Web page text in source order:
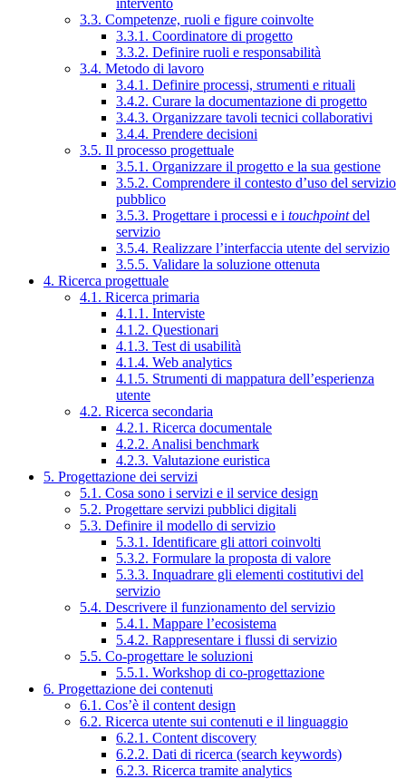
intervento
3.3. Competenze, ruoli e figure coinvolte
3.3.1. Coordinatore di progetto
3.3.2. Definire ruoli e responsabilità
3.4. Metodo di lavoro
3.4.1. Definire processi, strumenti e rituali
3.4.2. Curare la documentazione di progetto
3.4.3. Organizzare tavoli tecnici collaborativi
3.4.4. Prendere decisioni
3.5. Il processo progettuale
3.5.1. Organizzare il progetto e la sua gestione
3.5.2. Comprendere il contesto d’uso del servizio
pubblico
3.5.3. Progettare i processi e i touchpointdel
servizio
3.5.4. Realizzare l’interfaccia utente del servizio
3.5.5. Validare la soluzione ottenuta
4. Ricerca progettuale
4.1. Ricerca primaria
4.1.1. Interviste
4.1.2. Questionari
4.1.3. Test di usabilità
4.1.4. Web analytics
4.1.5. Strumenti di mappatura dell’esperienza
utente
4.2. Ricerca secondaria
4.2.1. Ricerca documentale
4.2.2. Analisi benchmark
4.2.3. Valutazione euristica
5. Progettazione dei servizi
5.1. Cosa sono i servizi e il service design
5.2. Progettare servizi pubblici digitali
5.3. Definire il modello di servizio
5.3.1. Identificare gli attori coinvolti
5.3.2. Formulare la proposta di valore
5.3.3. Inquadrare gli elementi costitutivi del
servizio
5.4. Descrivere il funzionamento del servizio
5.4.1. Mappare l’ecosistema
5.4.2. Rappresentare i flussi di servizio
5.5. Co-progettare le soluzioni
5.5.1. Workshop di co-progettazione
6. Progettazione dei contenuti
6.1. Cos’è il content design
6.2. Ricerca utente sui contenuti e il linguaggio
6.2.1. Content discovery
6.2.2. Dati di ricerca (search keywords)
6.2.3. Ricerca tramite analytics